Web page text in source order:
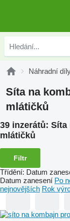
Náhradní
Síta na
mlátičků
39 inzerátů: Síta
mlátičků
Filtr
Třídění: Datum
Datum zanesení Po
nejnovějších Rok